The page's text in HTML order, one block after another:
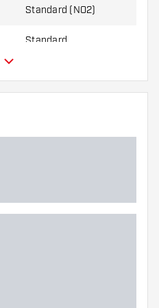
Standard (NO2)
Standard